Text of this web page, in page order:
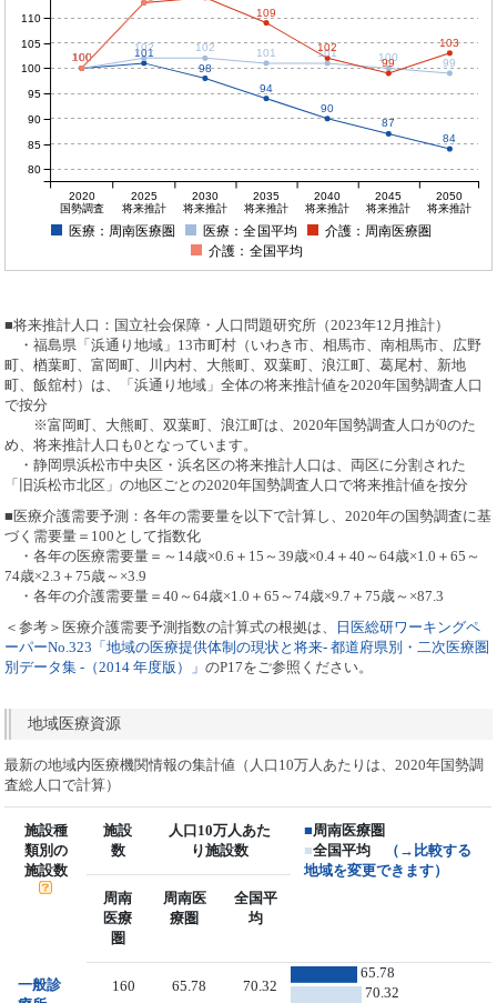
100
101
98
94
90
87
84
100
102 102 101 101 100 99
100
109
102
99
103
100
2020
国勢調査
2025
将来推計
2030
将来推計
2035
将来推計
2040
将来推計
2045
将来推計
2050
将来推計
80
85
90
95
100
105
110
医療：周南医療圏 医療：全国平均
介護：周南医療圏
介護：全国平均
■将来推計人口：国立社会保障・人口問題研究所（2023年12月推計）
・福島県「浜通り地域」13市町村（いわき市、相馬市、南相馬市、広野
町、楢葉町、富岡町、川内村、大熊町、双葉町、浪江町、葛尾村、新地
町、飯舘村）は、「浜通り地域」全体の将来推計値を2020年国勢調査人口
で按分
※富岡町、大熊町、双葉町、浪江町は、2020年国勢調査人口が0のた
め、将来推計人口も0となっています。
・静岡県浜松市中央区・浜名区の将来推計人口は、両区に分割された
「旧浜松市北区」の地区ごとの2020年国勢調査人口で将来推計値を按分
■医療介護需要予測：各年の需要量を以下で計算し、2020年の国勢調査に基
づく需要量＝100として指数化
・各年の医療需要量＝～14歳×0.6＋15～39歳×0.4＋40～64歳×1.0＋65～
74歳×2.3＋75歳～×3.9
・各年の介護需要量＝40～64歳×1.0＋65～74歳×9.7＋75歳～×87.3
＜参考＞医療介護需要予測指数の計算式の根拠は、
日医総研ワーキングペ
ーパーNo.323「地域の医療提供体制の現状と将来- 都道府県別・二次医療圏
別データ集 -（2014 年度版）」のP17をご参照ください。
地域医療資源
最新の地域内医療機関情報の集計値（人口10万人あたりは、2020年国勢調
査総人口で計算）
施設種
類別の
施設数
施設
数
人口10万人あた
り施設数
■周南医療圏
■全国平均
（→比較する
地域を変更できます）
周南
医療
圏
周南医
療圏
全国平
均
一般診
160 65.78 70.32
65.78
70.32